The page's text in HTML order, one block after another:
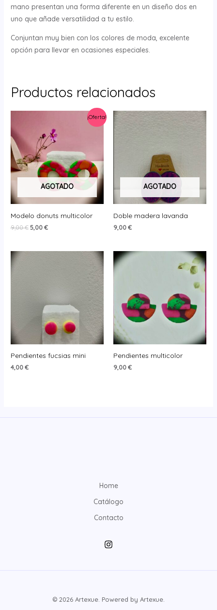
mano presentan una forma diferente en un diseño dos en
uno que añade versatilidad a tu estilo.
Conjuntan muy bien con los colores de moda, excelente
opción para llevar en ocasiones especiales.
Productos relacionados
¡Oferta!
AGOTADO
Modelo donuts multicolor
9,00€ El
era:
5,00€El
es:
AGOTADO
Doble madera lavanda
9,00€
Pendientes fucsias mini
4,00€
Pendientes multicolor
9,00€
Home
Catálogo
Contacto
© 2026 Artexue. Powered by Artexue.